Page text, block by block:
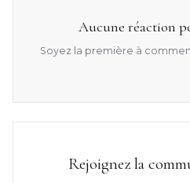
Aucune réaction
Soyez la première à
Rejoignez la